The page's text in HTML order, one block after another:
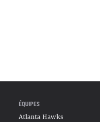
ÉQUIPES
Atlanta Hawks